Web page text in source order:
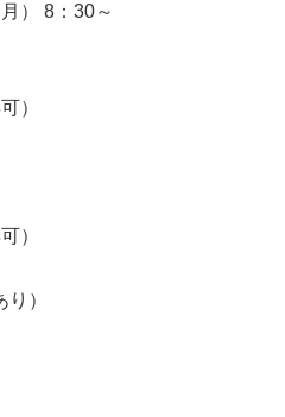
） 8：30～
）
）
）